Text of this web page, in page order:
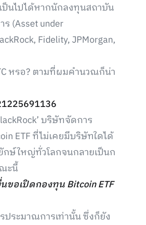
ป็นไปได้หากนักลงทุนสถาบัน
(Asset under
Fidelity, JPMorgan,
หรอ? ตามที่ผมคำนวณก็น่า
บริษัทจัดการ
ETF ที่ไม่เคยมีบริษัทใดได้
กษ์ใหญ่ทั่วโลกจนกลายเป็นก
ะนี้
ขอเปิดกองทุน Bitcoin ETF
ประมาณการเท่านั้น ซึ่งก็ยัง